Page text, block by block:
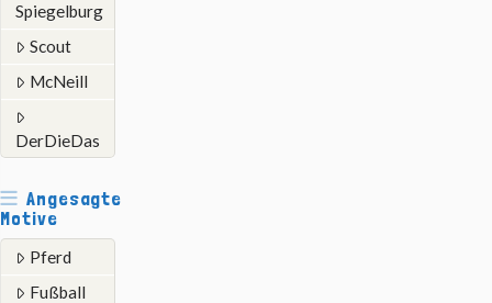
Spiegelburg
Scout
McNeill
DerDieDas
Angesagte
Motive
Pferd
Fußball